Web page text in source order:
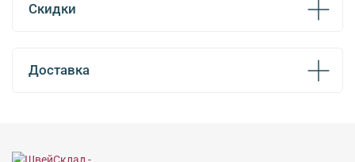
Скидки
Доставка